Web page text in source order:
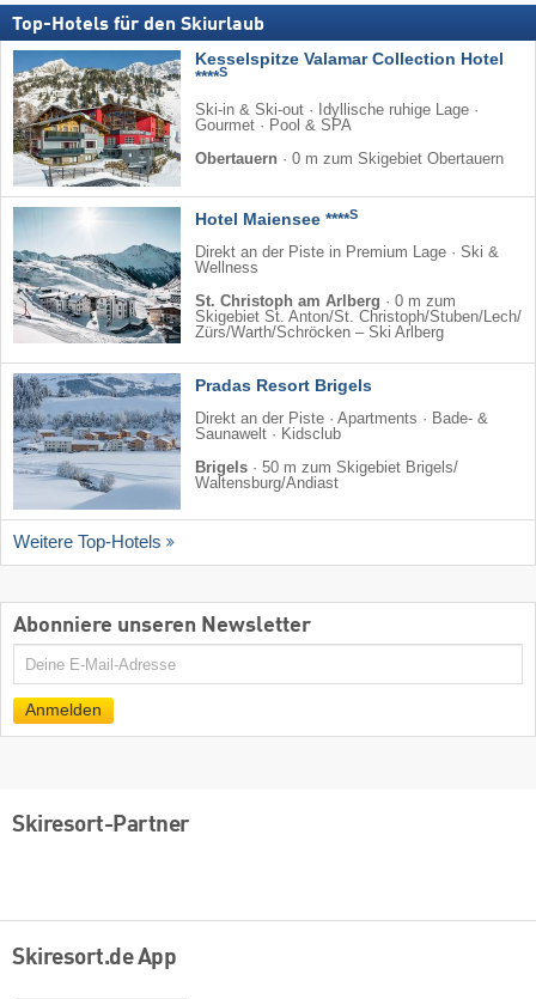
Top-Hotels für den Skiurlaub
Kesselspitze Valamar Collection Hotel
****S
Ski-in & Ski-out · Idyllische ruhige Lage ·
Gourmet · Pool & SPA
Obertauern · 0 m zum Skigebiet Obertauern
Hotel Maiensee ****S
Direkt an der Piste in Premium Lage · Ski &
Wellness
St. Christoph am Arlberg · 0 m zum
Skigebiet St. Anton/​St. Christoph/​Stuben/​Lech/​
Zürs/​Warth/​Schröcken – Ski Arlberg
Pradas Resort Brigels
Direkt an der Piste · Apartments · Bade- &
Saunawelt · Kidsclub
Brigels · 50 m zum Skigebiet Brigels/​
Waltensburg/​Andiast
Weitere Top-Hotels
Abonniere unseren Newsletter
E-
Anmelden
Skiresort-Partner
Skiresort.de App